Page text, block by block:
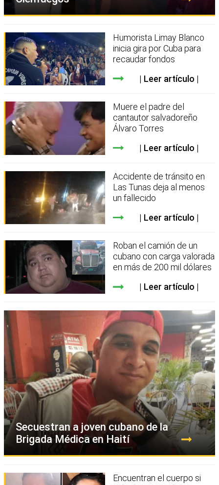
Humorista Limay Blanco
inicia gira por Cuba para
recaudar fondos
Leer artículo
Muere el padre del
cantautor salvadoreño
Álvaro Torres
Leer artículo
Accidente de tránsito en
Las Tunas deja al menos
un fallecido
Leer artículo
Roban el camión de un
cubano con carga valorada
en más de 200 mil dólares
Leer artículo
Secuestran a joven cubano de la
Brigada Médica en Haití
Encuentran el cuerpo si